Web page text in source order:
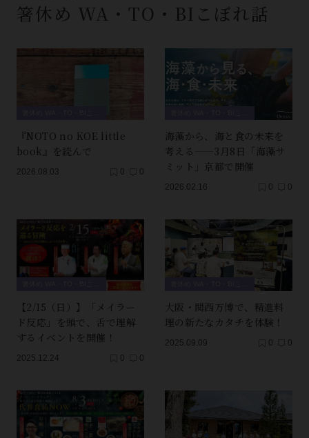
箸休め WA・TO・BIこぼれ話
『NOTO no KOE little
book』を読んで
2026.08.03 0 0
海藻から、海と食の未来を
考える——3月8日「海藻サ
ミット」京都で開催
2026.02.16 0 0
【2/15（日）】「メイラー
ド反応」を頭で、舌で理解
するイベントを開催！
2025.12.24 0 0
大阪・関西万博で、精進料
理の新たなカタチを体験！
2025.09.09 0 0